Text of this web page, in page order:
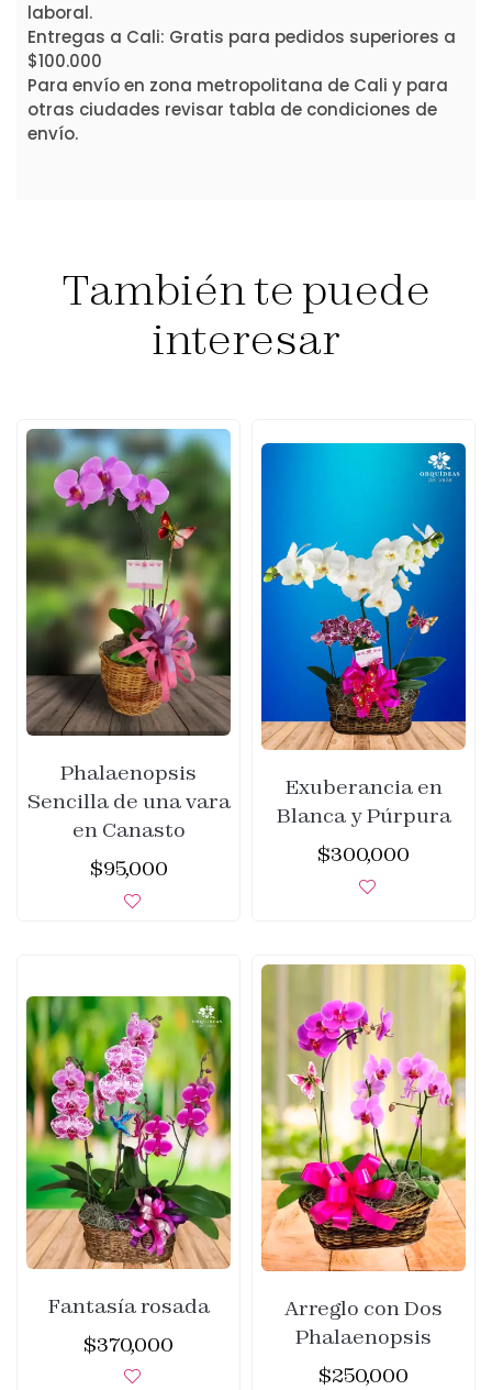
laboral.
Entregas a Cali: Gratis para pedidos superiores a
$100.000
Para envío en zona metropolitana de Cali y para
otras ciudades revisar tabla de condiciones de
envío.
También te puede
interesar
Phalaenopsis
Sencilla de una vara
en Canasto
$95,000
Exuberancia en
Blanca y Púrpura
$300,000
Fantasía rosada
$370,000
Arreglo con Dos
Phalaenopsis
$250,000